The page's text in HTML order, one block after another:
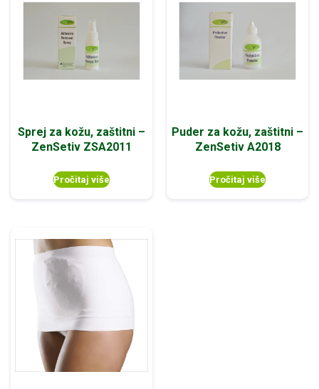
Sprej za kožu, zaštitni –
ZenSetiv ZSA2011
Pročitaj više
Puder za kožu, zaštitni –
ZenSetiv A2018
Pročitaj više